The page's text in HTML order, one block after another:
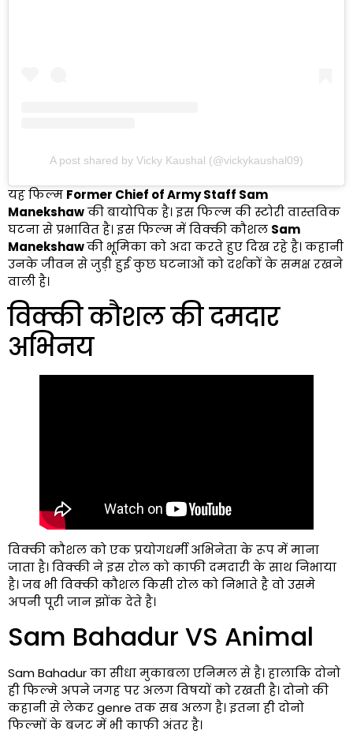
A post shared by Vicky Kaushal (@vickykaushal09)
यह फिल्म Former Chief of Army Staff Sam
Manekshawकी बायोपिक है। इस फिल्म की स्टोरी वास्तविक
घटना से प्रभावित है। इस फिल्म में विक्की कौशल Sam
Manekshawकी भूमिका को अदा करते हुए दिख रहे है। कहानी
उनके जीवन से जुड़ी हुई कुछ घटनाओं को दर्शकों के समक्ष रखने
वाली है।
विक्की कौशल की दमदार
अभिनय
विक्की कौशल को एक प्रयोगधर्मी अभिनेता के रूप में माना
जाता है। विक्की ने इस रोल को काफी दमदारी के साथ निभाया
है। जब भी विक्की कौशल किसी रोल को निभाते है वो उसमे
अपनी पूरी जान झोंक देते है।
Sam Bahadur VS Animal
Sam Bahadur का सीधा मुकाबला एनिमल से है। हालाकि दोनो
ही फिल्मे अपने जगह पर अलग विषयों को रखती है। दोनो की
कहानी से लेकर genre तक सब अलग है। इतना ही दोनो
फिल्मों के बजट में भी काफी अंतर है।